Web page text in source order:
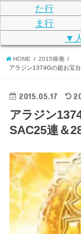
た行
ま行
▼
HOME
2015稼働
アラジン1374Gの超お宝
2015.05.17
アラジン
SAC25連＆